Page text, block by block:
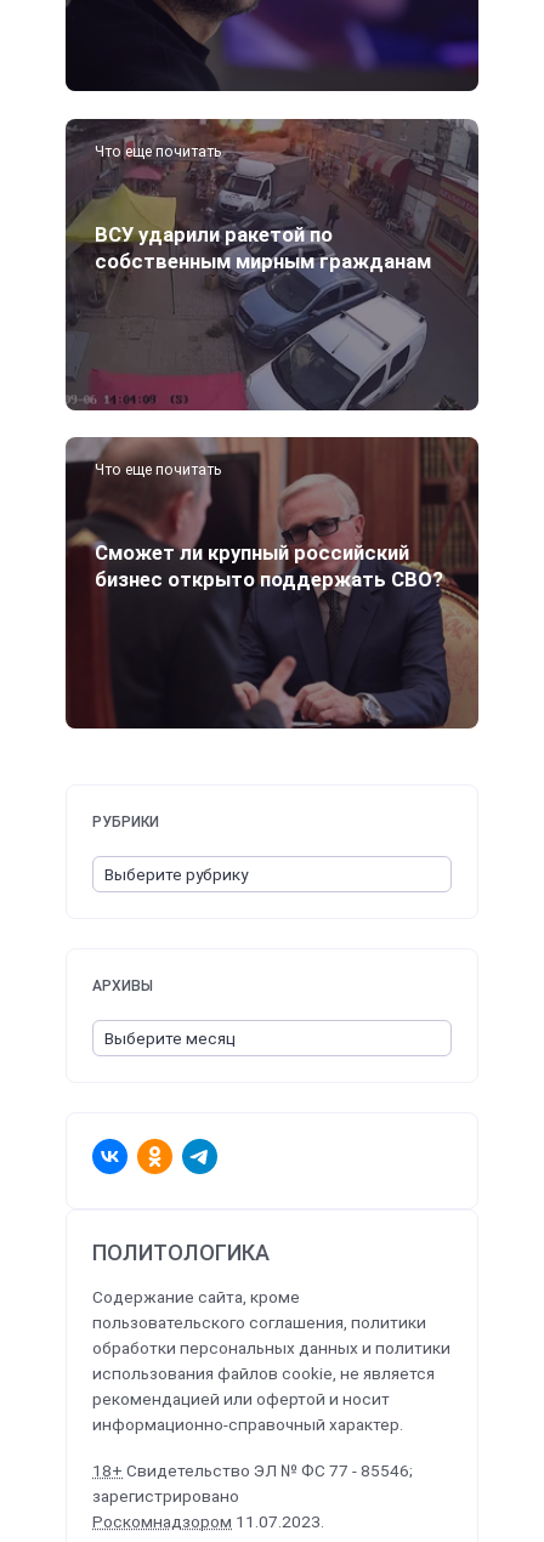
Что еще почитать
ВСУ ударили ракетой по
собственным мирным гражданам
Что еще почитать
Сможет ли крупный российский
бизнес открыто поддержать СВО?
ПОЛИТОЛОГИКА
Содержание сайта, кроме
пользовательского соглашения, политики
обработки персональных данных и политики
использования файлов cookie, не является
рекомендацией или офертой и носит
информационно-справочный характер.
18+ Свидетельство ЭЛ № ФС 77 - 85546;
зарегистрировано
Роскомнадзором 11.07.2023.
РУБРИКИ
АРХИВЫ